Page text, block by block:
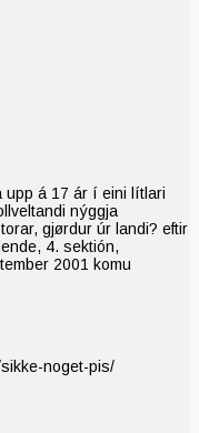
á 17 ár í eini lítlari
nýggja
gjørdur úr landi? eftir
4. sektión,
2001 komu
noget-pis/